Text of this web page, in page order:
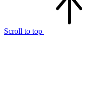
Scroll to top